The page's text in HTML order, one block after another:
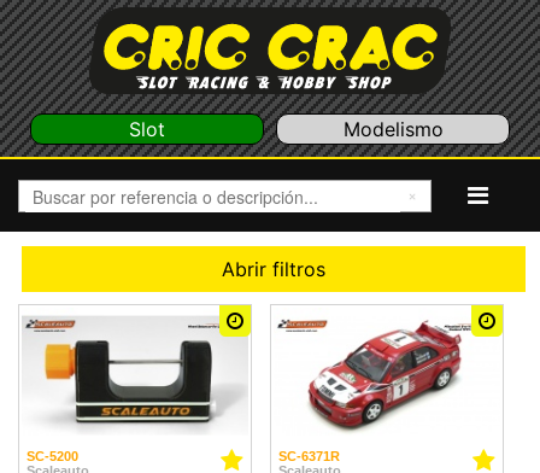
Slot Modelismo
Abrir filtros
SC-5200
SC-6371R